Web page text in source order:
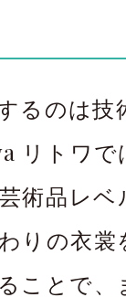
るのは技
リトワ
術品レ
りの衣裳
ことで